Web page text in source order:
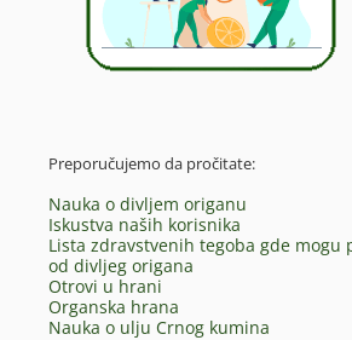
Preporučujemo da pročitate:
Nauka o divljem origanu
Iskustva naših korisnika
Lista zdravstvenih tegoba gde mogu
od divljeg origana
Otrovi u hrani
Organska hrana
Nauka o ulju Crnog kumina